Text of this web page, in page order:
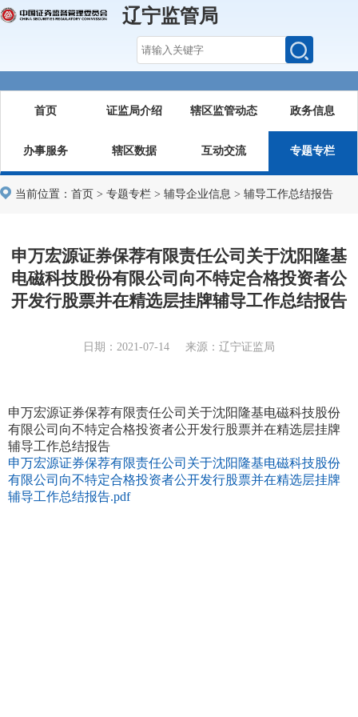
辽宁监管局
首页 证监局介绍 辖区监管动态 政务信息
办事服务 辖区数据 互动交流 专题专栏
当前位置： 首页 > 专题专栏 > 辅导企业信息 > 辅导工作总结报告
申万宏源证券保荐有限责任公司关于沈阳隆基
电磁科技股份有限公司向不特定合格投资者公
开发行股票并在精选层挂牌辅导工作总结报告
日期：2021-07-14 来源：辽宁证监局
申万宏源证券保荐有限责任公司关于沈阳隆基电磁科技股份
有限公司向不特定合格投资者公开发行股票并在精选层挂牌
辅导工作总结报告
申万宏源证券保荐有限责任公司关于沈阳隆基电磁科技股份
有限公司向不特定合格投资者公开发行股票并在精选层挂牌
辅导工作总结报告.pdf